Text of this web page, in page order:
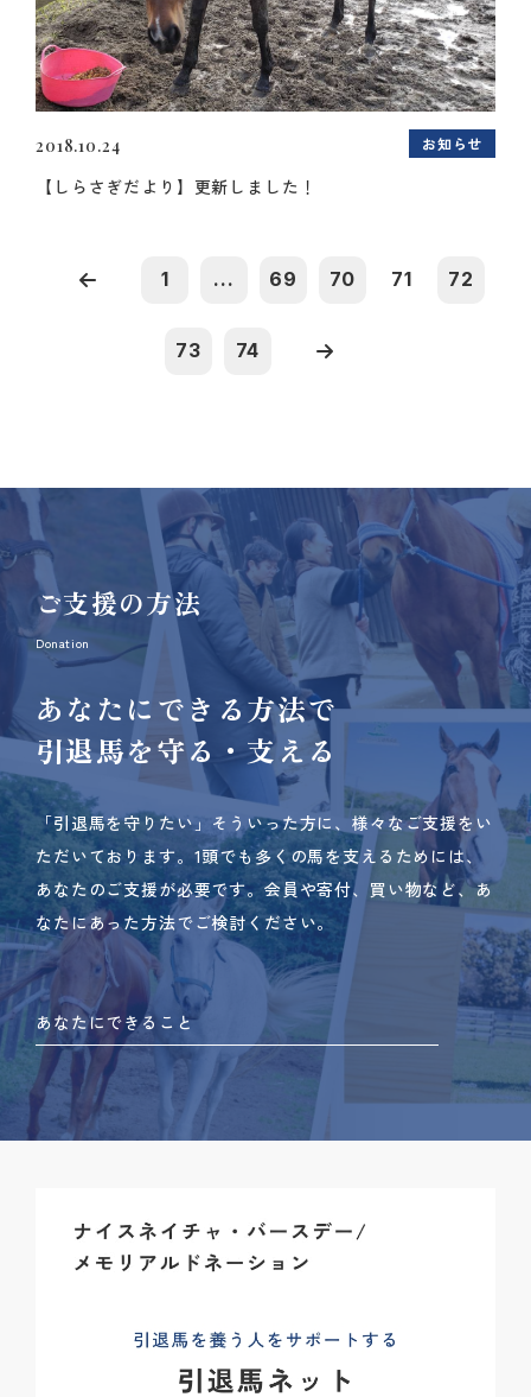
2018.10.24 お知らせ
【しらさぎだより】更新しました！
1 ... 69 70 71 72
73 74
ご支援の方法
Donation
あなたにできる方法で
引退馬を守る・支える
「引退馬を守りたい」そういった方に、様々なご支援をい
ただいております。 1頭でも多くの馬を支えるためには、
あなたのご支援が必要です。 会員や寄付、買い物など、あ
なたにあった方法でご検討ください。
あなたにできること